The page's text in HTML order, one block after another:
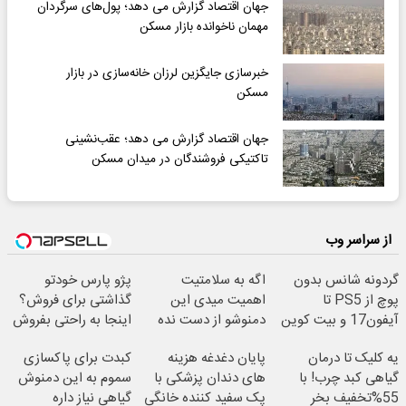
جهان اقتصاد گزارش می دهد؛ پول‌های سرگردان
مهمان ناخوانده بازار مسکن
خبرسازی جایگزین لرزان خانه‌سازی در بازار
مسکن
جهان اقتصاد گزارش می دهد؛ عقب‌نشینی
تاکتیکی فروشندگان در میدان مسکن
از سراسر وب
گردونه شانس بدون
پوچ از PS5 تا
آیفون17 و بیت کوین
اگه به سلامتیت
اهمیت میدی این
دمنوشو از دست نده
پژو پارس خودتو
گذاشتی برای فروش؟
اینجا به راحتی بفروش
یه کلیک تا درمان
گیاهی کبد چرب! با
55%تخفیف بخر
پایان دغدغه هزینه
های دندان پزشکی با
پک سفید کننده خانگی
کبدت برای پاکسازی
سموم به این دمنوش
گیاهی نیاز داره